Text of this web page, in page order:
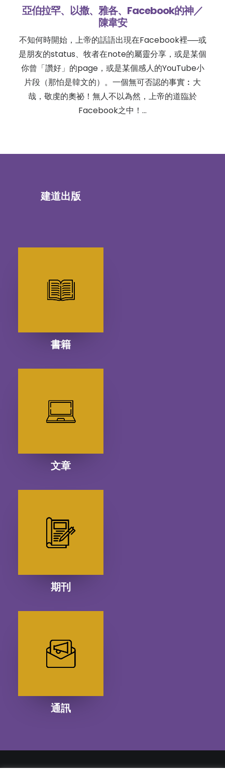
亞伯拉罕、以撒、雅各、Facebook的神／
陳韋安
不知何時開始，上帝的話語出現在Facebook裡──或
是朋友的status、牧者在note的屬靈分享，或是某個
你曾「讚好」的page，或是某個感人的YouTube小
片段（那怕是韓文的）。一個無可否認的事實︰大
哉，敬虔的奧祕！無人不以為然，上帝的道臨於
Facebook之中！…
建道出版
書籍
文章
期刊
通訊